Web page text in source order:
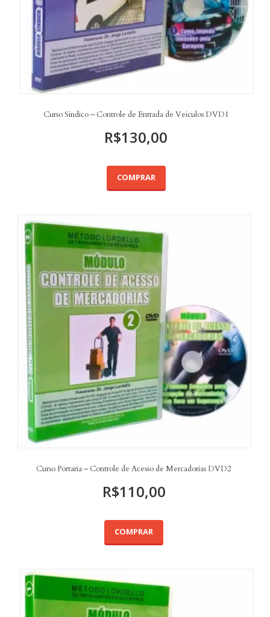
Curso Sindico – Controle de Entrada de Veiculos DVD1
R$130,00
COMPRAR
Curso Portaria – Controle de Acesso de Mercadorias DVD2
R$110,00
COMPRAR